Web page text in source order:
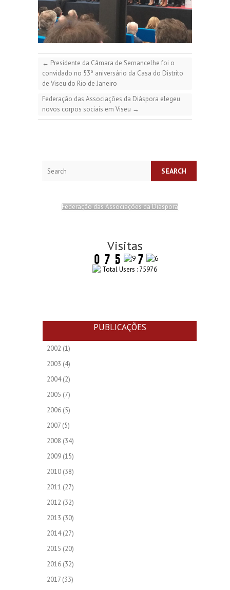
← Presidente da Câmara de Sernancelhe foi o
convidado no 53º aniversário da Casa do Distrito
de Viseu do Rio de Janeiro
Federação das Associações da Diáspora elegeu
novos corpos sociais em Viseu →
Federação das Associações da Diáspora
Visitas
Total Users : 75976
PUBLICAÇÕES
2002 (1)
2003 (4)
2004(2)
2005 (7)
2006 (5)
2007 (5)
2008 (34)
2009 (15)
2010 (38)
2011 (27)
2012 (32)
2013 (30)
2014(27)
2015 (20)
2016 (32)
2017 (33)